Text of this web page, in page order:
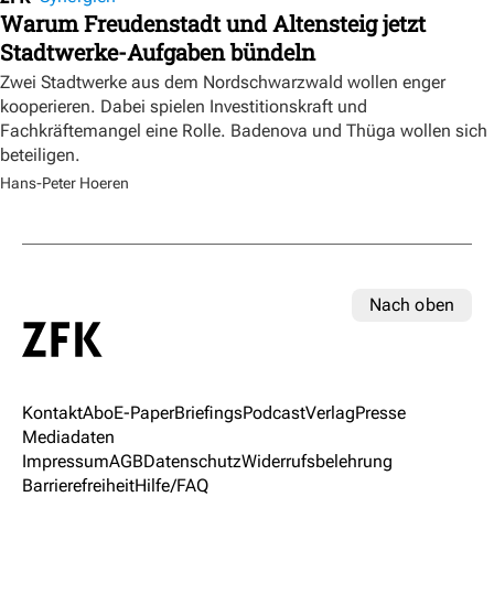
Warum Freudenstadt und Altensteig jetzt
Stadtwerke-Aufgaben bündeln
Zwei Stadtwerke aus dem Nordschwarzwald wollen enger
kooperieren. Dabei spielen Investitionskraft und
Fachkräftemangel eine Rolle. Badenova und Thüga wollen sich
beteiligen.
Hans-Peter Hoeren
Nach oben
KontaktAboE-PaperBriefingsPodcastVerlagPresse
Mediadaten
ImpressumAGBDatenschutzWiderrufsbelehrung
BarrierefreiheitHilfe/FAQ